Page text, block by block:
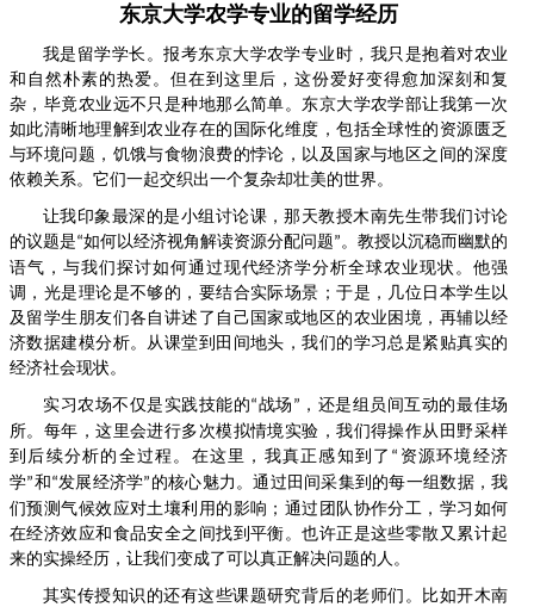
东京大学农学专业的留学经历
我是留学学长。报考东京大学农学专业 时，我只是抱着对农业
和自然朴素的热爱。但在到这里后，这份爱好变得愈加深刻和复
杂，毕竟农业远不只是种地那么简单。东京大学农学部让我第一次
如此清晰地理解到农业存在的国际化维度，包括全球性的资源匮乏
与环境问题，饥饿与食物浪费的悖论，以及国家与地区之间的深度
依赖关系。它们一起交织出一个复杂却壮美的世界。
让我印象最深的是小组讨论课，那天教授木南先生带我们 讨论
的议题是“如何以经济视角解读资源分配问题” 。教授以沉稳而幽默的
语气，与我们探讨如何通过现代经济学分析全球农业现状。他强
调，光是理论是不够的，要结合实际场景；于是，几位日本学生 以
及留学生朋友们各自讲述了自己国家或地区的农业困境，再辅以经
济数据建模分析。从课堂到田间地头，我们的学习总是紧贴真实的
经济社会现状。
实习农场不仅是实践技能的“战场 ” ，还是组员间互动的最佳场
所。每年，这里会进行多次模拟情境实验，我们得操作从田野采样
到后续分析的全过程。在这里，我真正感知到了 “ 资源环境经济
学”和 “发展经济学” 的核心魅力。通过田间采集到的每一组数据，我
们预测气候效应对土壤利用的影响；通过团队协作分工，学习如何
在经济效应和食品安全之间找到平衡。也许正是这些零散又累计起
来的实操经历，让我们变成了可以真正解决问题的人。
其实传授知识的还有这些课题研究背后的老师们。比如开木南